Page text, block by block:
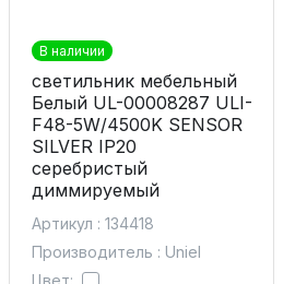
В наличии
светильник мебельный
Белый UL-00008287 ULI-
F48-5W/4500K SENSOR
SILVER IP20
серебристый
диммируемый
Артикул : 134418
Производитель : Uniel
Цвет: